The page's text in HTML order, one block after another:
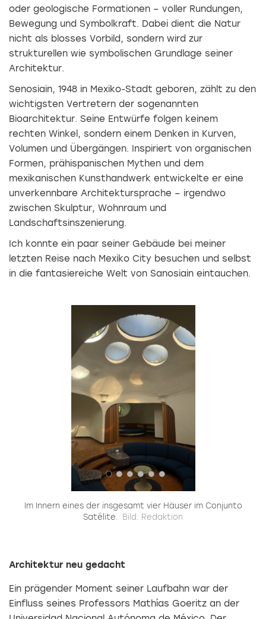
oder geologische Formationen – voller Rundungen,
Bewegung und Symbolkraft. Dabei dient die Natur
nicht als blosses Vorbild, sondern wird zur
strukturellen wie symbolischen Grundlage seiner
Architektur.
Senosiain, 1948 in Mexiko-Stadt geboren, zählt zu den
wichtigsten Vertretern der sogenannten
Bioarchitektur. Seine Entwürfe folgen keinem
rechten Winkel, sondern einem Denken in Kurven,
Volumen und Übergängen. Inspiriert von organischen
Formen, prähispanischen Mythen und dem
mexikanischen Kunsthandwerk entwickelte er eine
unverkennbare Architektursprache – irgendwo
zwischen Skulptur, Wohnraum und
Landschaftsinszenierung.
Ich konnte ein paar seiner Gebäude bei meiner
letzten Reise nach Mexiko City besuchen und selbst
in die fantasiereiche Welt von Sanosiain eintauchen.
Im Innern eines der insgesamt vier Häuser im Conjunto
Satélite.
Bild: Redaktion
Architektur neu gedacht
Ein prägender Moment seiner Laufbahn war der
Einfluss seines Professors Mathías Goeritz an der